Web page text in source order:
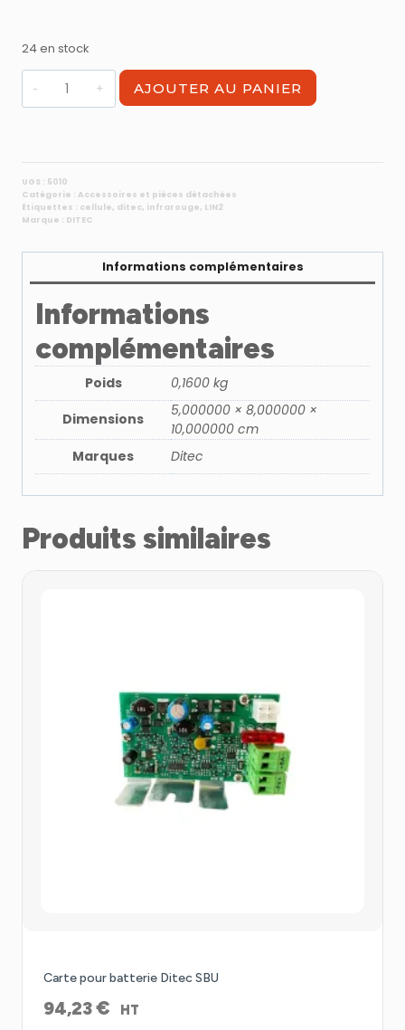
24 en stock
quantité
de
LIN2
Ditec
AJOUTER AU PANIER
UGS : 5010
Catégorie : Accessoires et pièces détachées
Étiquettes : cellule, ditec, infrarouge, LIN2
Marque : DITEC
Informations complémentaires
Informations
complémentaires
Poids
0,1600 kg
Dimensions
5,000000 × 8,000000 ×
10,000000 cm
Marques
Ditec
Produits similaires
Carte pour batterie Ditec SBU
94,23€ HT